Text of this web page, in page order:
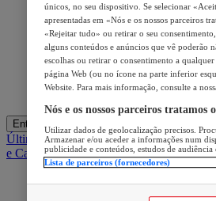
Entrar
ÚltimasMercadoOpiniãoiGaming Hub
e Cabelo
únicos, no seu dispositivo. Se selecionar
apresentadas em «Nós e os nossos parceiros
«Rejeitar tudo» ou retirar o seu
alguns conteúdos e anúncios que vê poderão
escolhas ou retirar o consentimento a
página Web (ou no ícone na parte inferior
Website. Para mais informação, consulte a
Nós e os nossos parceiros tratamos
Utilizar dados de geolocalização precisos.
Armazenar e/ou aceder a informações num
publicidade e conteúdos, estudos de audiência
Lista de parceiros (fornecedores)